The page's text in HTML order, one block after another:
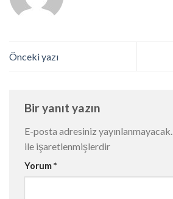
Önceki yazı
Bir yanıt yazın
E-posta adresiniz yayınlanmayacak.
ile işaretlenmişlerdir
Yorum*